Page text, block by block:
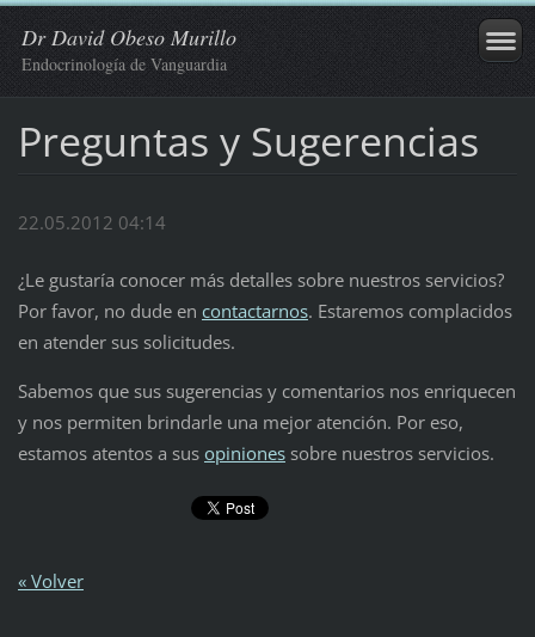
Dr David Obeso Murillo
Endocrinología de Vanguardia
Preguntas y Sugerencias
22.05.2012 04:14
¿Le gustaría conocer más detalles sobre nuestros servicios?
Por favor, no dude en contactarnos. Estaremos complacidos
en atender sus solicitudes.
Sabemos que sus sugerencias y comentarios nos enriquecen
y nos permiten brindarle una mejor atención. Por eso,
estamos atentos a sus opinionessobre nuestros servicios.
« Volver